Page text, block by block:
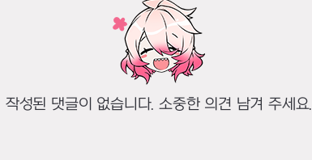
작성된 댓글이 없습니다. 소중한 의견 남겨 주세요.